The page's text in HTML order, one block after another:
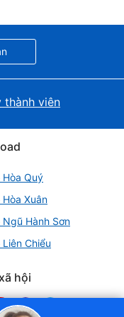
thành viên
Hòa Quý
Hòa Xuân
Ngũ Hành Sơn
Chiểu
hội